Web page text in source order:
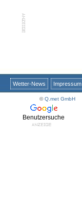
Wetter-News Impressum
©Q.met GmbH
Benutzersuche